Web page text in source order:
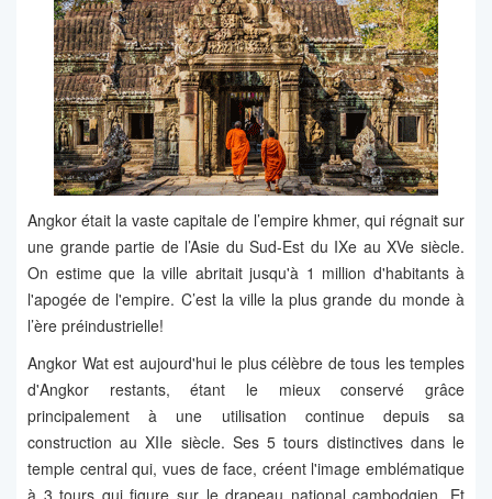
Angkor était la vaste capitale de l’empire khmer, qui régnait sur
une grande partie de l’Asie du Sud-Est du IXe au XVe siècle.
On estime que la ville abritait jusqu'à 1 million d'habitants à
l'apogée de l'empire. C’est la ville la plus grande du monde à
l’ère préindustrielle!
Angkor Wat est aujourd'hui le plus célèbre de tous les temples
d'Angkor restants, étant le mieux conservé grâce
principalement à une utilisation continue depuis sa
construction au XIIe siècle. Ses 5 tours distinctives dans le
temple central qui, vues de face, créent l'image emblématique